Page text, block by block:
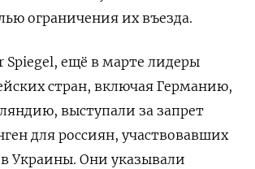
ограничения их въезда.
ещё в марте лидеры
стран, включая Германию,
выступали за запрет
для россиян, участвовавших
Украины. Они указывали